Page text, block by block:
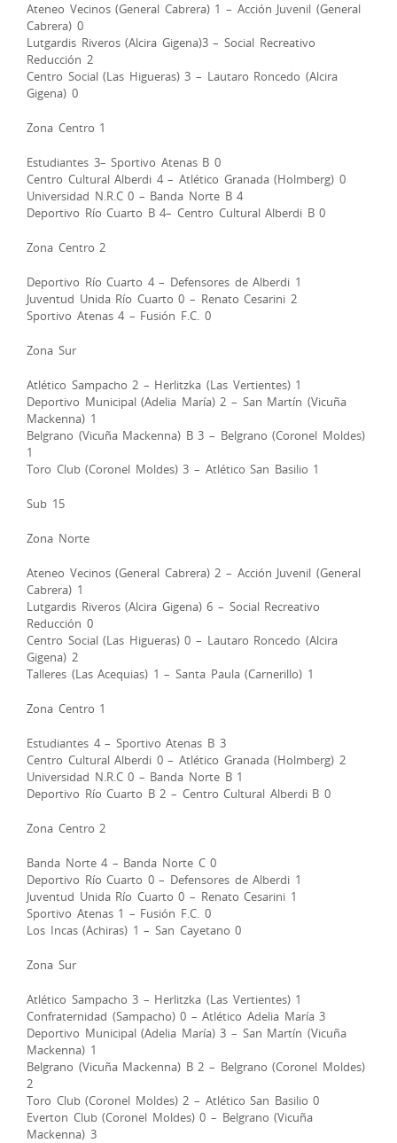
Ateneo Vecinos (General Cabrera) 1 – Acción Juvenil (General
Cabrera) 0
Lutgardis Riveros (Alcira Gigena)3 – Social Recreativo
Reducción 2
Centro Social (Las Higueras) 3 – Lautaro Roncedo (Alcira
Gigena) 0
Zona Centro 1
Estudiantes 3– Sportivo Atenas B 0
Centro Cultural Alberdi 4 – Atlético Granada (Holmberg) 0
Universidad N.R.C 0 – Banda Norte B 4
Deportivo Río Cuarto B 4– Centro Cultural Alberdi B 0
Zona Centro 2
Deportivo Río Cuarto 4 – Defensores de Alberdi 1
Juventud Unida Río Cuarto 0 – Renato Cesarini 2
Sportivo Atenas 4 – Fusión F.C. 0
Zona Sur
Atlético Sampacho 2 – Herlitzka (Las Vertientes) 1
Deportivo Municipal (Adelia María) 2 – San Martín (Vicuña
Mackenna) 1
Belgrano (Vicuña Mackenna) B 3 – Belgrano (Coronel Moldes)
1
Toro Club (Coronel Moldes) 3 – Atlético San Basilio 1
Sub 15
Zona Norte
Ateneo Vecinos (General Cabrera) 2 – Acción Juvenil (General
Cabrera) 1
Lutgardis Riveros (Alcira Gigena) 6 – Social Recreativo
Reducción 0
Centro Social (Las Higueras) 0 – Lautaro Roncedo (Alcira
Gigena) 2
Talleres (Las Acequias) 1 – Santa Paula (Carnerillo) 1
Zona Centro 1
Estudiantes 4 – Sportivo Atenas B 3
Centro Cultural Alberdi 0 – Atlético Granada (Holmberg) 2
Universidad N.R.C 0 – Banda Norte B 1
Deportivo Río Cuarto B 2 – Centro Cultural Alberdi B 0
Zona Centro 2
Banda Norte 4 – Banda Norte C 0
Deportivo Río Cuarto 0 – Defensores de Alberdi 1
Juventud Unida Río Cuarto 0 – Renato Cesarini 1
Sportivo Atenas 1 – Fusión F.C. 0
Los Incas (Achiras) 1 – San Cayetano 0
Zona Sur
Atlético Sampacho 3 – Herlitzka (Las Vertientes) 1
Confraternidad (Sampacho) 0 – Atlético Adelia María 3
Deportivo Municipal (Adelia María) 3 – San Martín (Vicuña
Mackenna) 1
Belgrano (Vicuña Mackenna) B 2 – Belgrano (Coronel Moldes)
2
Toro Club (Coronel Moldes) 2 – Atlético San Basilio 0
Everton Club (Coronel Moldes) 0 – Belgrano (Vicuña
Mackenna) 3